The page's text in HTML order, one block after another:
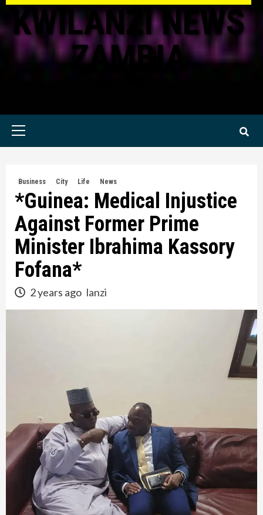
KWILANZI NEWS
ZAMBIA
Primary
Business City Life News
*Guinea: Medical Injustice
Against Former Prime
Minister Ibrahima Kassory
Fofana*
2 years ago lanzi